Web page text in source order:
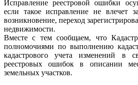
Исправление реестровой ошибки
если такое исправление не влечет
возникновение, переход
недвижимости.
Вместе с тем сообщаем, что
полномочиями по выполнению
кадастрового учета изменений в
реестровых ошибок в описании
земельных участков.